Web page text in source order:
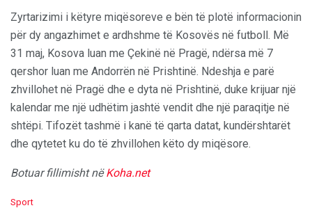
Zyrtarizimi i këtyre miqësoreve e bën të plotë informacionin
për dy angazhimet e ardhshme të Kosovës në futboll. Më
31 maj, Kosova luan me Çekinë në Pragë, ndërsa më 7
qershor luan me Andorrën në Prishtinë. Ndeshja e parë
zhvillohet në Pragë dhe e dyta në Prishtinë, duke krijuar një
kalendar me një udhëtim jashtë vendit dhe një paraqitje në
shtëpi. Tifozët tashmë i kanë të qarta datat, kundërshtarët
dhe qytetet ku do të zhvillohen këto dy miqësore.
Botuar fillimisht nëKoha.net
C
Sport